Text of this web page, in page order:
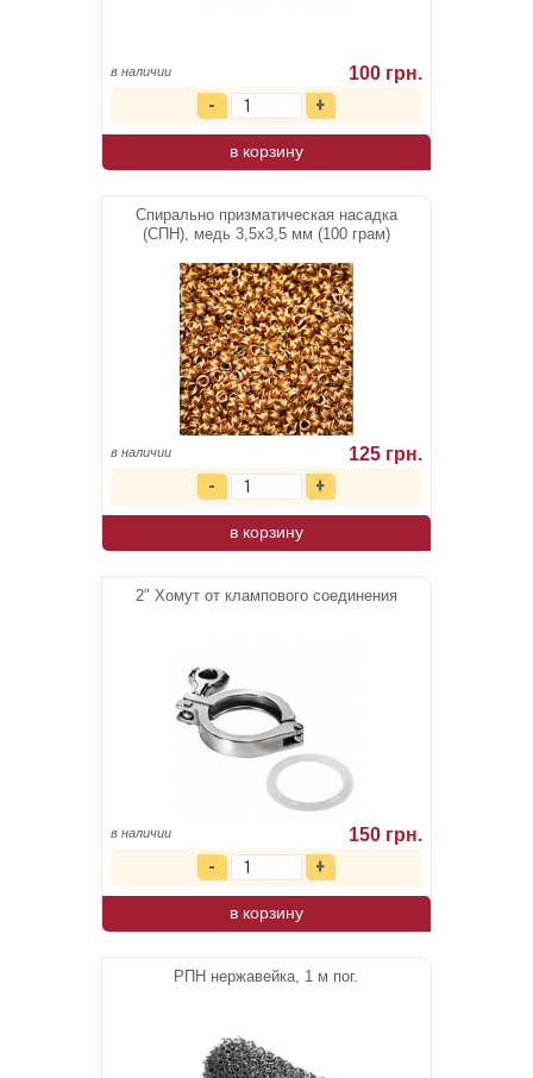
в наличии 100 грн.
в корзину
Спирально призматическая насадка
(СПН), медь 3,5х3,5 мм (100 грам)
в наличии 125 грн.
в корзину
2" Хомут от клампового соединения
в наличии 150 грн.
в корзину
РПН нержавейка, 1 м пог.